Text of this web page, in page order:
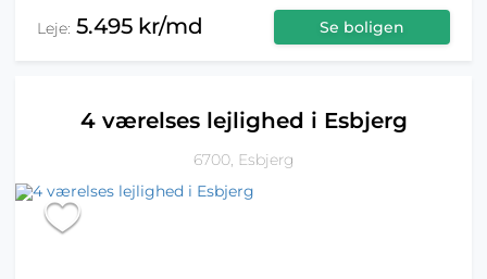
Leje: 5.495 kr/md Se boligen
4 værelses lejlighed i Esbjerg
6700, Esbjerg